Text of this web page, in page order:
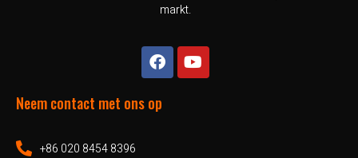
markt.
Neem contact met ons op
+86 020 8454 8396